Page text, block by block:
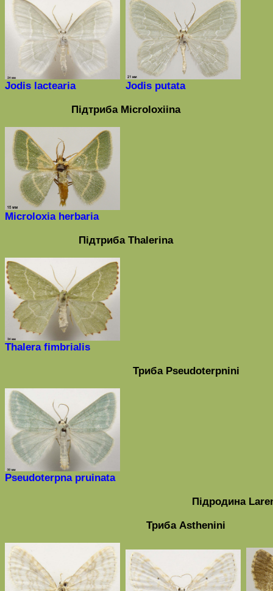
Jodis lactearia
Jodis putata
ПідтрибаMicroloxiina
Microloxia herbaria
ПідтрибаThalerina
Thalera fimbrialis
ТрибаPseudoterpnini
Pseudoterpna pruinata
Підродина
ТрибаAsthenini